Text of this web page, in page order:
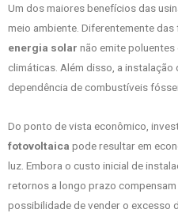
Um dos maiores benefícios das
meio ambiente. Diferentemente
energia solar não emite poluentes
climáticas. Além disso, a instalação
dependência de combustíveis
Do ponto de vista econômico,
fotovoltaica pode resultar em
luz. Embora o custo inicial de
retornos a longo prazo
possibilidade de vender o excesso